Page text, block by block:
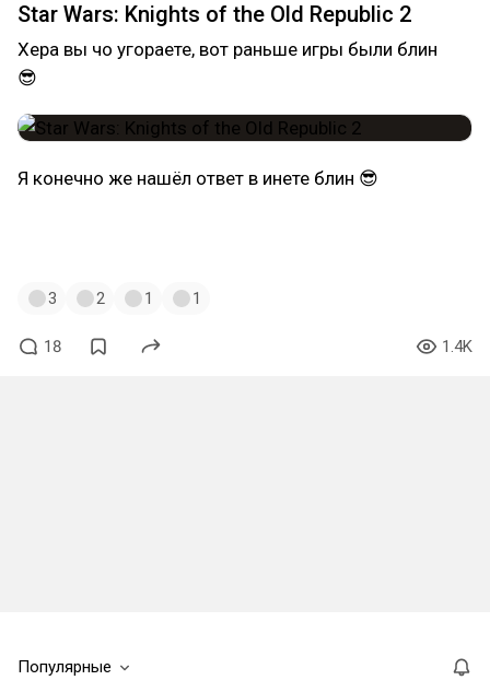
Star Wars: Knights of the Old Republic 2
Хера вы чо угораете, вот раньше игры были блин
😎
Я конечно же нашёл ответ в инете блин 😎
3 2 1 1
18 1.4K
Популярные